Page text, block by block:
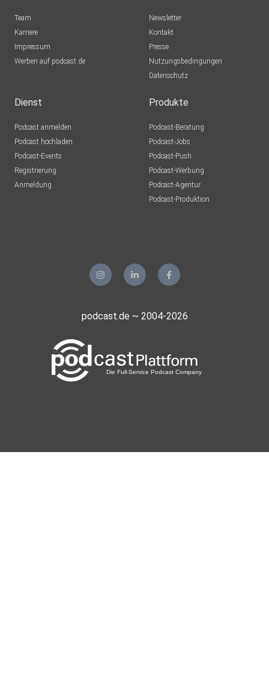
Team
Karriere
Impressum
Werben auf podcast.de
Newsletter
Kontakt
Presse
Nutzungsbedingungen
Datenschutz
Dienst
Podcast anmelden
Podcast hochladen
Podcast-Events
Registrierung
Anmeldung
Produkte
Podcast-Beratung
Podcast-Jobs
Podcast-Push
Podcast-Werbung
Podcast-Agentur
Podcast-Produktion
podcast.de ~ 2004-2026